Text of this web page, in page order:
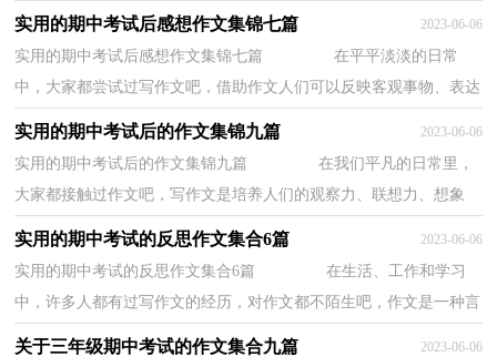
们的独处习惯，让自己的心静下来，思考自己未来的...
实用的期中考试后感想作文集锦七篇 2023-06-06
实用的期中考试后感想作文集锦七篇 在平平淡淡的日常
中，大家都尝试过写作文吧，借助作文人们可以反映客观事物、表达
思想感情、传递知识信息。你所见过的作文是...
实用的期中考试后的作文集锦九篇 2023-06-06
实用的期中考试后的作文集锦九篇 在我们平凡的日常里，
大家都接触过作文吧，写作文是培养人们的观察力、联想力、想象
力、思考力和记忆力的重要手段。你写作文时...
实用的期中考试的反思作文集合6篇 2023-06-06
实用的期中考试的反思作文集合6篇 在生活、工作和学习
中，许多人都有过写作文的经历，对作文都不陌生吧，作文是一种言
关于三年级期中考试的作文集合九篇 2023-06-06